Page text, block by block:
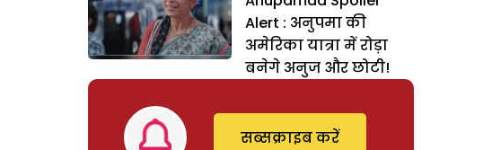
Alert : अनुपमा की
अमेरिका यात्रा में रोड़ा
बनेगे अनुज और छोटी!
सब्सक्राइब करें